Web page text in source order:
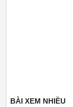
BÀI XEM NHIỀU